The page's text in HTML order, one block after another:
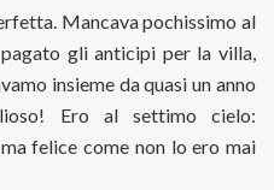
Mancava pochissimo al
gli anticipi per la villa,
insieme da quasi un anno
Ero al settimo cielo:
felice come non lo ero mai